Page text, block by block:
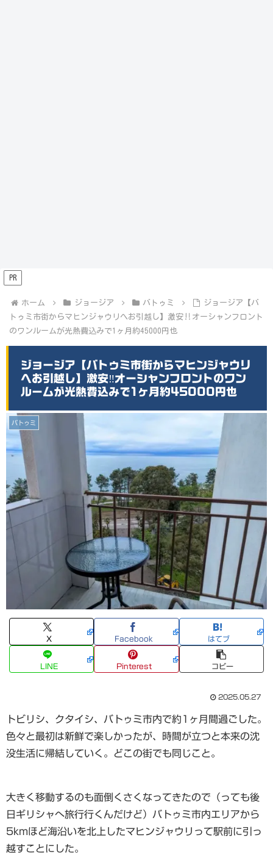
PR
ホーム ジョージア バトゥミ
ジョージア【バ
トゥミ市街からマヒンジャウリへお引越し】激安‼️オーシャンフロント
のワンルームが光熱費込みで1ヶ月約45000円也
ジョージア【バトゥミ市街からマヒンジャウリ
へお引越し】激安‼️オーシャンフロントのワン
ルームが光熱費込みで1ヶ月約45000円也
バトゥミ
X Facebook はてブ
LINE Pinterest コピー
2025.05.27
トビリシ、クタイシ、バトゥミ市内で約1ヶ月間過ごした。
色々と最初は新鮮で楽しかったが、時間が立つと本来の沈
没生活に帰結していく。どこの街でも同じこと。
大きく移動するのも面倒くさくなってきたので（っても後
日ギリシャへ旅行行くんだけど）バトゥミ市内エリアから
5kmほど海沿いを北上したマヒンジャウリって駅前に引っ
越すことにした。